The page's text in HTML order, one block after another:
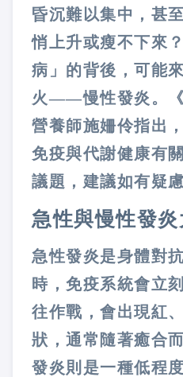
昏沉難以集中，甚
悄上升或瘦不下來
病」的背後，可能
火——慢性發炎。《
營養師施姍伶指出
免疫與代謝健康有
議題，建議如有疑
急性與慢性發炎
急性發炎是身體對
時，免疫系統會立
往作戰，會出現紅
狀，通常隨著癒合
發炎則是一種低程